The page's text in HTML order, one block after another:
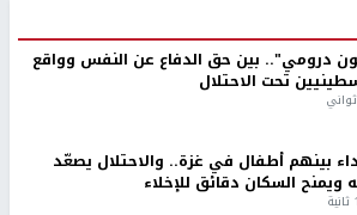
درومي".. بين حق الدفاع عن النفس وواقع
تحت الاحتلال
بينهم أطفال في غزة.. والاحتلال يصعّد
ويمنح السكان دقائق للإخلاء